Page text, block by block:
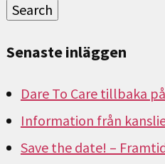
Search
Senaste inläggen
Dare To Care tillbaka
Information från
Save the date! –